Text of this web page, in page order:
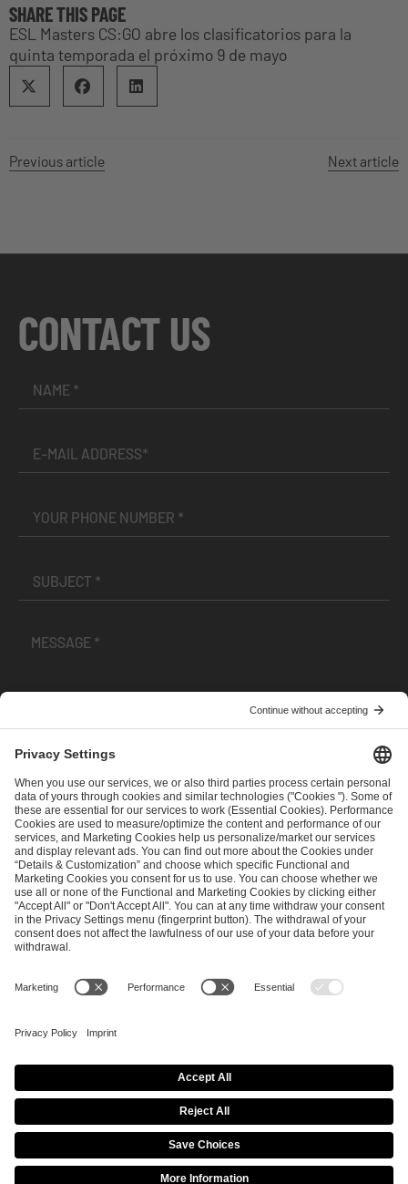
SHARE THIS PAGE
ESL Masters CS:GO abre los clasificatorios para la
quinta temporada el próximo 9 de mayo
Previous article Next article
CONTACT US
andPrivacy Policy
SEND MESSAGE
CAREER MEDIA RIGHTS
Imprint Privacy Policy Cookie Policy
Terms of Use
Copyright Policy
Procurement Policy
Whistleblowing
Modern Slavery Statement
Security & Disclosure